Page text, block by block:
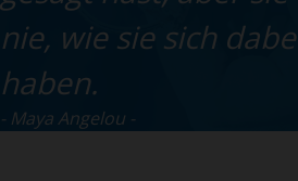
nie, wie sie sich
haben.
Maya Angelou